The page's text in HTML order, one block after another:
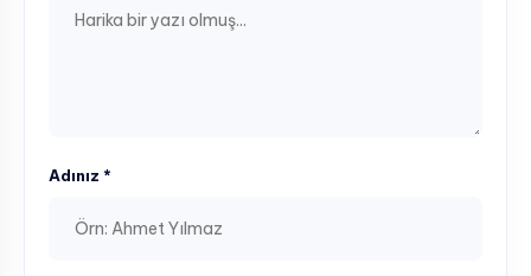
Adınız *